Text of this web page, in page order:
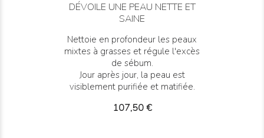
DÉVOILE UNE PEAU NETTE ET
SAINE
Nettoie en profondeur les peaux
mixtes à grasses et régule l'excès
de sébum.
Jour après jour, la peau est
visiblement purifiée et matifiée.
Prix
107,50 €